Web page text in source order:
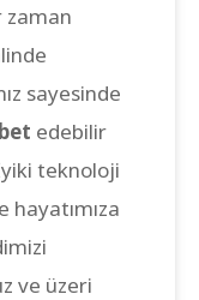
zaman
sayesinde
edebilir
teknoloji
hayatımıza
ve üzeri